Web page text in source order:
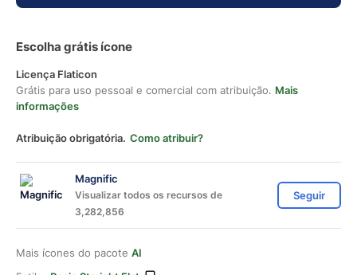
Escolha grátis ícone
Licença Flaticon
Grátis para uso pessoal e comercial com atribuição. Mais
informações
Atribuição obrigatória. Como atribuir?
Magnific
Visualizar todos os recursos de
3,282,856
Seguir
Mais ícones do pacote AI